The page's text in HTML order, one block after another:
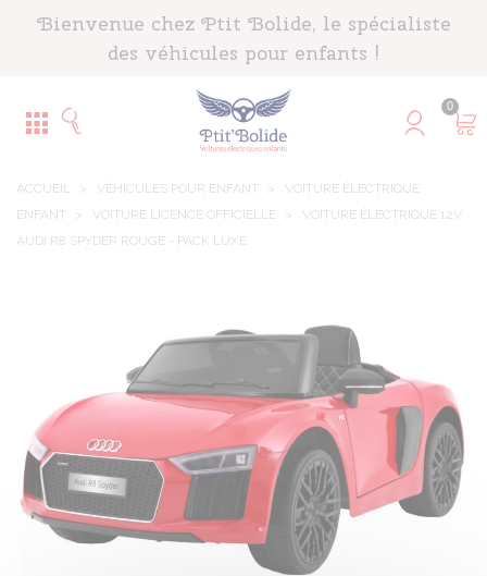
Bienvenue chez Ptit Bolide, le spécialiste
des véhicules pour enfants !
0
ACCUEIL > VÉHICULES POUR ENFANT >
VOITURE ÉLECTRIQUE
ENFANT
> VOITURE LICENCE OFFICIELLE >
VOITURE ÉLECTRIQUE 12V
AUDI R8 SPYDER ROUGE - PACK LUXE